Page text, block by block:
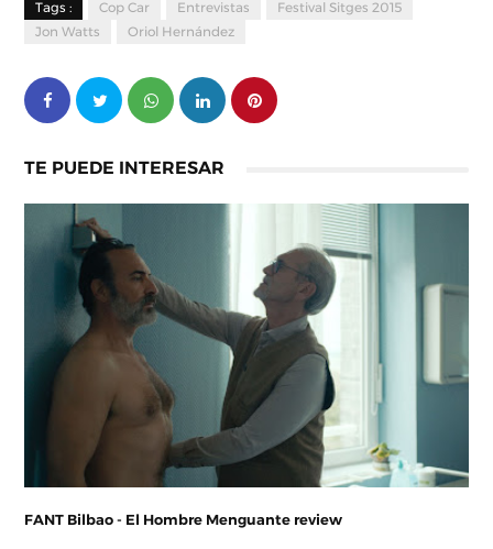
Tags : Cop Car Entrevistas
Festival Sitges 2015
Jon Watts
Oriol Hernández
TE PUEDE INTERESAR
FANT Bilbao - El Hombre Menguante review